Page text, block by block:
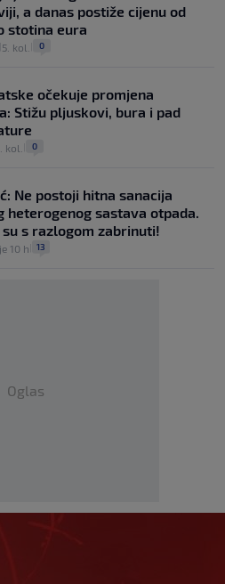
a danas postiže cijenu od
stotina eura
5. kol. 0
očekuje promjena
Stižu pljuskovi, bura i pad
kol. 0
Ne postoji hitna sanacija
heterogenog sastava otpada.
su s razlogom zabrinuti!
10 h 13
Oglas